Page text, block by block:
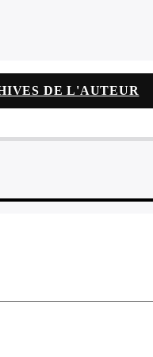
DE L'AUTEUR